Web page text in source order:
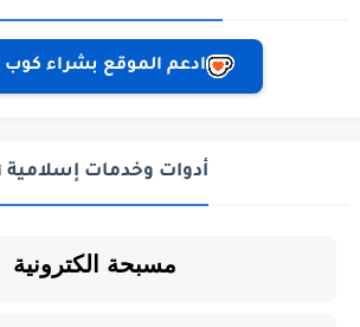
ادعم الموقع بشراء
أدوات وخدمات إسلامية
مسبحة الكترونية